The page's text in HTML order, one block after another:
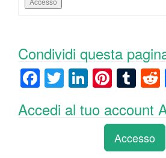
Condividi questa
F
c
T
wi
tt
Li
k
Pi
er
e
T
m
bl
e
di
Accedi al tuo account
Accesso